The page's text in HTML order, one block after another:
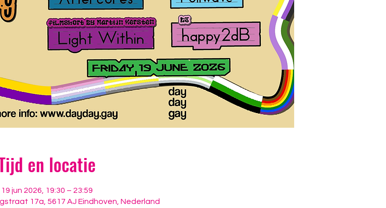
en locatie
19 jun 2026, 19:30 – 23:59
17a, 5617 AJ Eindhoven, Nederland